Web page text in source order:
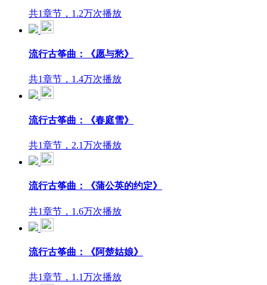
共1章节，1.2万次播放
流行古筝曲：《愿与愁》
共1章节，1.4万次播放
流行古筝曲：《春庭雪》
共1章节，2.1万次播放
流行古筝曲：《蒲公英的约定》
共1章节，1.6万次播放
流行古筝曲：《阿楚姑娘》
共1章节，1.1万次播放